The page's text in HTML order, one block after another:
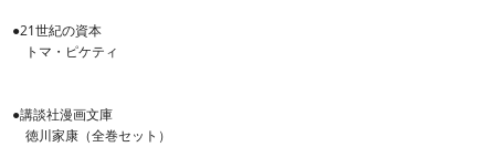
●21世紀の資本
トマ・ピケティ
●講談社漫画文庫
徳川家康（全巻セット）